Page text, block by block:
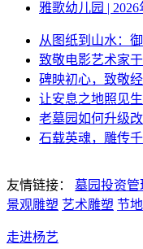
雅歌幼儿园 |
从图纸到山水：
致敬电影艺术家
碑映初心，致敬
让安息之地照见
老墓园如何升级
石载英魂，雕传
友情链接： 墓园投资管
景观雕塑 艺术雕塑 节
走进杨艺